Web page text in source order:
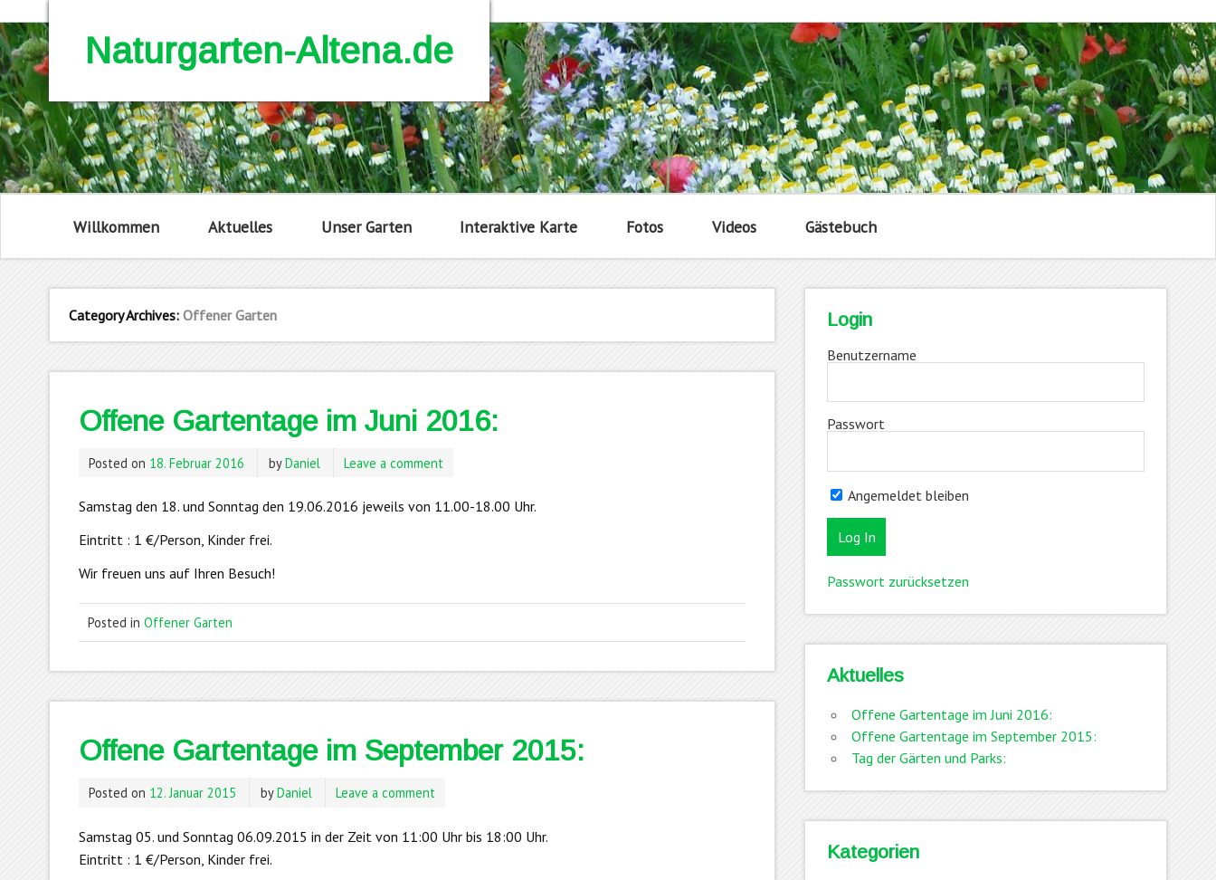
Naturgarten-Altena.de
Willkommen Aktuelles Unser Garten Interaktive Karte Fotos Videos Gästebuch
Category Archives: Offener Garten
Offene Gartentage im Juni 2016:
Posted on 18. Februar 2016 byDaniel Leave a comment
Samstag den 18. und Sonntag den 19.06.2016 jeweils von 11.00-18.00 Uhr.
Eintritt : 1 €/Person, Kinder frei.
Wir freuen uns auf Ihren Besuch!
Posted in Offener Garten
Offene Gartentage im September 2015:
Posted on 12. Januar 2015 byDaniel Leave a comment
Samstag 05. und Sonntag 06.09.2015 in der Zeit von 11:00 Uhr bis 18:00 Uhr.
Eintritt : 1 €/Person, Kinder frei.
Login
Benutzername
Passwort
Angemeldet bleiben
Passwort zurücksetzen
Aktuelles
Offene Gartentage im Juni 2016:
Offene Gartentage im September 2015:
Tag der Gärten und Parks:
Kategorien